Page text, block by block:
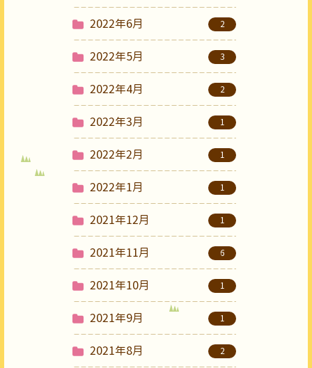
2022年6月 2
2022年5月 3
2022年4月 2
2022年3月 1
2022年2月 1
2022年1月 1
2021年12月 1
2021年11月 6
2021年10月 1
2021年9月 1
2021年8月 2